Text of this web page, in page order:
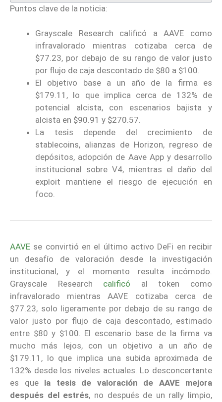
Puntos clave de la noticia:
Grayscale Research calificó a AAVE como
infravalorado mientras cotizaba cerca de
$77.23, por debajo de su rango de valor justo
por flujo de caja descontado de $80 a $100.
El objetivo base a un año de la firma es
$179.11, lo que implica cerca de 132% de
potencial alcista, con escenarios bajista y
alcista en $90.91 y $270.57.
La tesis depende del crecimiento de
stablecoins, alianzas de Horizon, regreso de
depósitos, adopción de Aave App y desarrollo
institucional sobre V4, mientras el daño del
exploit mantiene el riesgo de ejecución en
foco.
AAVE se convirtió en el último activo DeFi en recibir
un desafío de valoración desde la investigación
institucional, y el momento resulta incómodo.
Grayscale Research calificó al token como
infravalorado mientras AAVE cotizaba cerca de
$77.23, solo ligeramente por debajo de su rango de
valor justo por flujo de caja descontado, estimado
entre $80 y $100. El escenario base de la firma va
mucho más lejos, con un objetivo a un año de
$179.11, lo que implica una subida aproximada de
132% desde los niveles actuales. Lo desconcertante
es que la tesis de valoración de AAVE mejora
después del estrés, no después de un rally limpio,